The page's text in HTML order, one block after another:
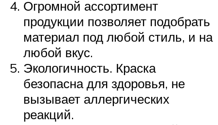
Огромной ассортимент
продукции позволяет подобрать
материал под любой стиль, и на
любой вкус.
Экологичность. Краска
безопасна для здоровья, не
вызывает аллергических
реакций.